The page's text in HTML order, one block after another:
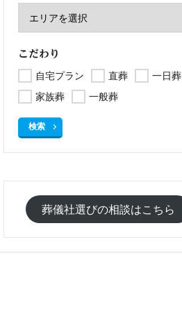
こだわり
自宅プラン 直葬
一日葬
家族葬
一般葬
検索
葬儀社選びの相談はこちら